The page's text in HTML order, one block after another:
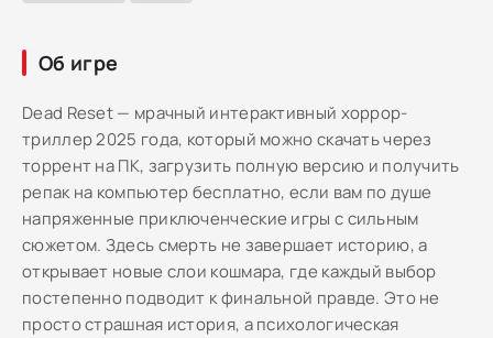
Об игре
Dead Reset — мрачный интерактивный хоррор-
триллер 2025 года, который можно скачать через
торрент на ПК, загрузить полную версию и получить
репак на компьютер бесплатно, если вам по душе
напряженные приключенческие игры с сильным
сюжетом. Здесь смерть не завершает историю, а
открывает новые слои кошмара, где каждый выбор
постепенно подводит к финальной правде. Это не
просто страшная история, а психологическая